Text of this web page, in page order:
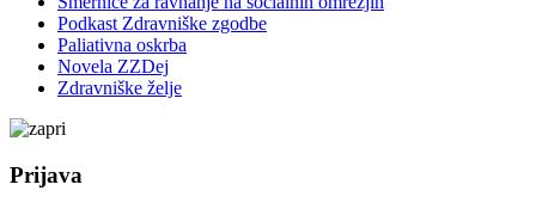
Podkast Zdravniške zgodbe
Paliativna oskrba
Novela ZZDej
Zdravniške želje
Prijava